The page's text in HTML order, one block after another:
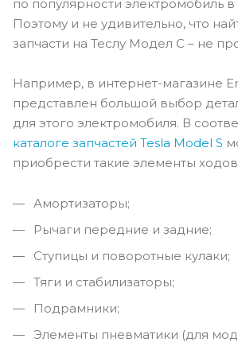
по популярности электромобиль в
Поэтому и не удивительно, что
запчасти на Теслу Модел С – не
Например, в интернет-магазине
представлен большой выбор
для этого электромобиля. В
каталоге запчастей Tesla Model S
приобрести такие элементы
Амортизаторы;
Рычаги передние и задние;
Ступицы и поворотные кулаки;
Тяги и стабилизаторы;
Подрамники;
Элементы пневматики (для